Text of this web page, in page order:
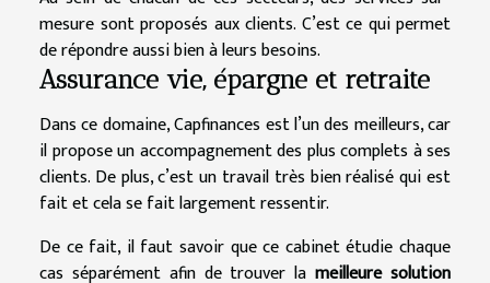
mesure sont proposés aux clients. C’est ce qui permet
de répondre aussi bien à leurs besoins.
Assurance vie, épargne et retraite
Dans ce domaine, Capfinances est l’un des meilleurs, car
il propose un accompagnement des plus complets à ses
clients. De plus, c’est un travail très bien réalisé qui est
fait et cela se fait largement ressentir.
De ce fait, il faut savoir que ce cabinet étudie chaque
cas séparément afin de trouver lameilleure solution